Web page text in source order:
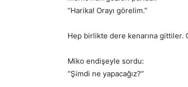
“Harika! Orayı görelim.”
Hep birlikte dere kenarına gittiler.
Miko endişeyle sordu:
“Şimdi ne yapacağız?”